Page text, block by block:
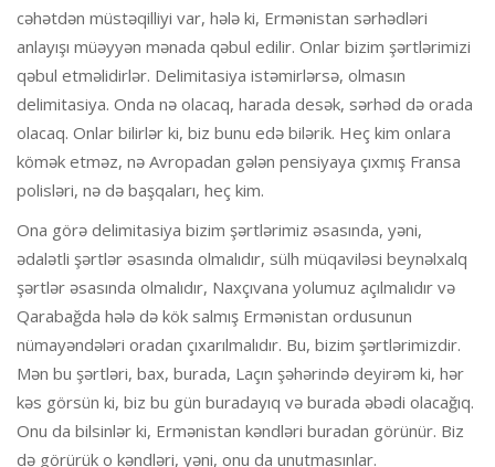
cəhətdən müstəqilliyi var, hələ ki, Ermənistan sərhədləri
anlayışı müəyyən mənada qəbul edilir. Onlar bizim şərtlərimizi
qəbul etməlidirlər. Delimitasiya istəmirlərsə, olmasın
delimitasiya. Onda nə olacaq, harada desək, sərhəd də orada
olacaq. Onlar bilirlər ki, biz bunu edə bilərik. Heç kim onlara
kömək etməz, nə Avropadan gələn pensiyaya çıxmış Fransa
polisləri, nə də başqaları, heç kim.
Ona görə delimitasiya bizim şərtlərimiz əsasında, yəni,
ədalətli şərtlər əsasında olmalıdır, sülh müqaviləsi beynəlxalq
şərtlər əsasında olmalıdır, Naxçıvana yolumuz açılmalıdır və
Qarabağda hələ də kök salmış Ermənistan ordusunun
nümayəndələri oradan çıxarılmalıdır. Bu, bizim şərtlərimizdir.
Mən bu şərtləri, bax, burada, Laçın şəhərində deyirəm ki, hər
kəs görsün ki, biz bu gün buradayıq və burada əbədi olacağıq.
Onu da bilsinlər ki, Ermənistan kəndləri buradan görünür. Biz
də görürük o kəndləri, yəni, onu da unutmasınlar.